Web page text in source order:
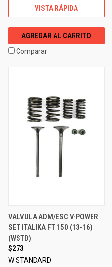
VISTA RÁPIDA
AGREGAR AL CARRITO
Comparar
VALVULA ADM/ESC V-POWER
SET ITALIKA FT 150 (13-16)
(WSTD)
$273
W STANDARD